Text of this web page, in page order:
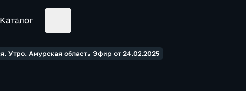
Каталог
Утро. Амурская область Эфир от 24.02.2025